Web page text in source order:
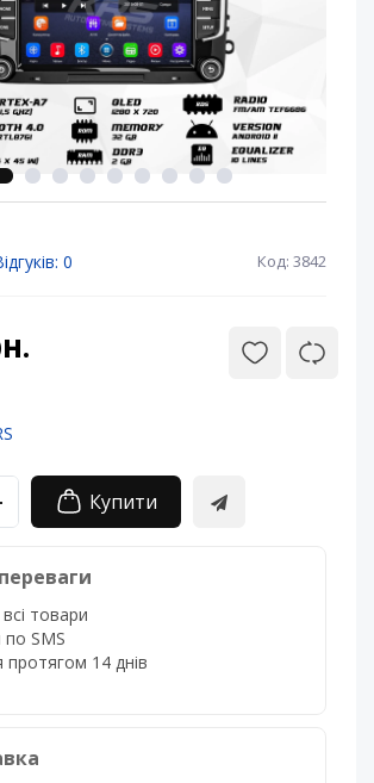
0 Код: 3842
Купити
товари
SMS
14 днів